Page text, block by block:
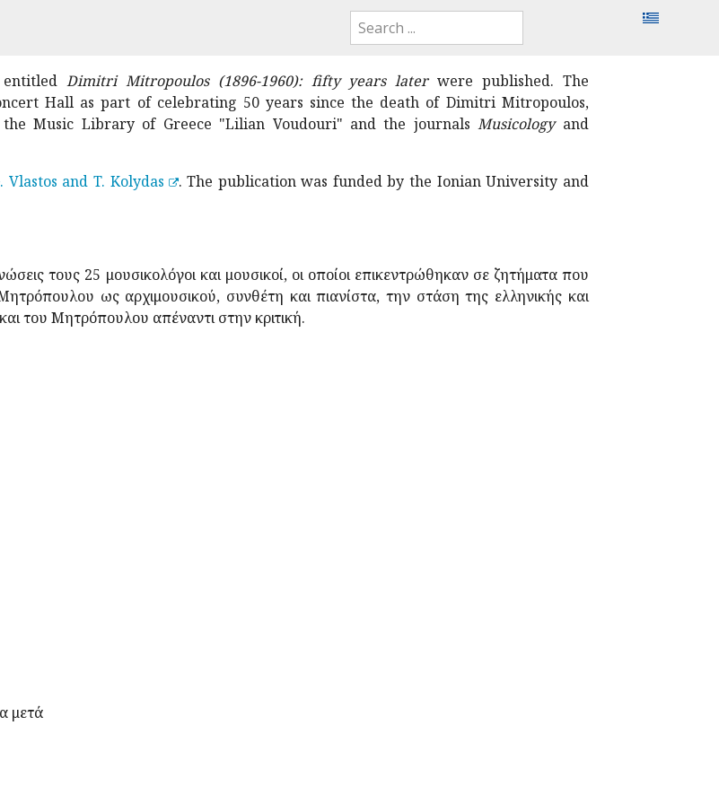
entitledDimitri Mitropoulos (1896-1960): fifty years laterwere published. The
Hall as part of celebrating 50 years since the death of Dimitri Mitropoulos,
Music Library of Greece "Lilian Voudouri" and the journalsMusicologyand
and T. Kolydas
. The publication was funded by the Ionian University and
τους 25 μουσικολόγοι και μουσικοί, οι οποίοι επικεντρώθηκαν σε ζητήματα που
ως αρχιμουσικού, συνθέτη και πιανίστα, την στάση της ελληνικής και
του Μητρόπουλου απέναντι στην κριτική.
μετά